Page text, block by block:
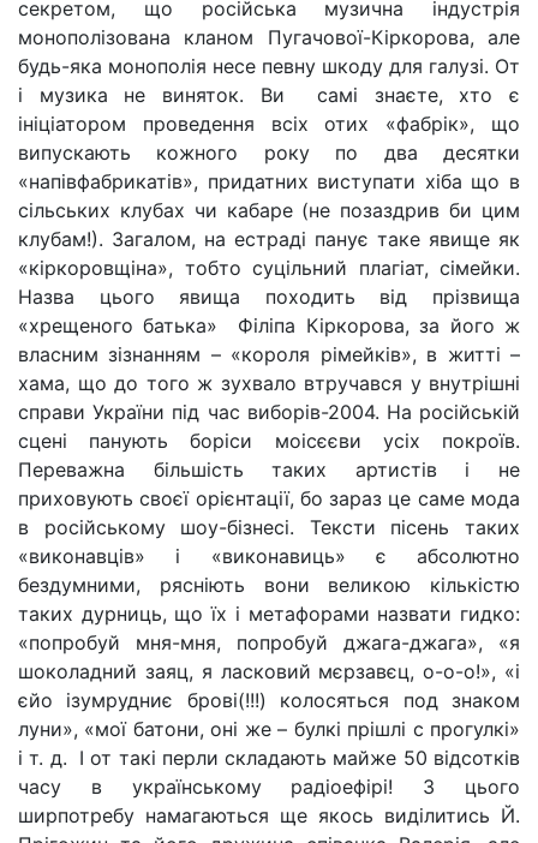
секретом, що російська музична індустрія
монополізована кланом Пугачової-Кіркорова, але
будь-яка монополія несе певну шкоду для галузі. От
і музика не виняток. Ви самі знаєте, хто є
ініціатором проведення всіх отих «фабрік», що
випускають кожного року по два десятки
«напівфабрикатів», придатних виступати хіба що в
сільських клубах чи кабаре (не позаздрив би цим
клубам!). Загалом, на естраді панує таке явище як
«кіркоровщіна», тобто суцільний плагіат, сімейки.
Назва цього явища походить від прізвища
«хрещеного батька» Філіпа Кіркорова, за його ж
власним зізнанням – «короля рімейків», в житті –
хама, що до того ж зухвало втручався у внутрішні
справи України під час виборів-2004. На російській
сцені панують боріси моісєєви усіх покроїв.
Переважна більшість таких артистів і не
приховують своєї орієнтації, бо зараз це саме мода
в російському шоу-бізнесі. Тексти пісень таких
«виконавців» і «виконавиць» є абсолютно
бездумними, рясніють вони великою кількістю
таких дурниць, що їх і метафорами назвати гидко:
«попробуй мня-мня, попробуй джага-джага», «я
шоколадний заяц, я ласковий мєрзавєц, о-о-о!», «і
єйо ізумрудниє брові(!!!) колосяться под знаком
луни», «мої батони, оні же – булкі прішлі с прогулкі»
і т. д. І от такі перли складають майже 50 відсотків
часу в українському радіоефірі! З цього
ширпотребу намагаються ще якось виділитись Й.